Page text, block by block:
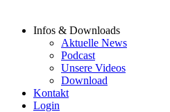
Infos & Downloads
Aktuelle News
Podcast
Unsere Videos
Download
Kontakt
Login